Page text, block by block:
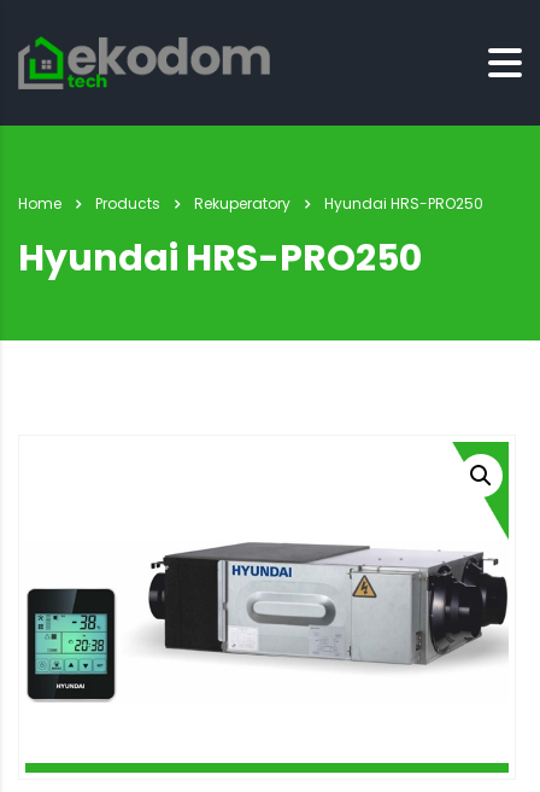
Home Products Rekuperatory Hyundai HRS-PRO250
Hyundai HRS-PRO250